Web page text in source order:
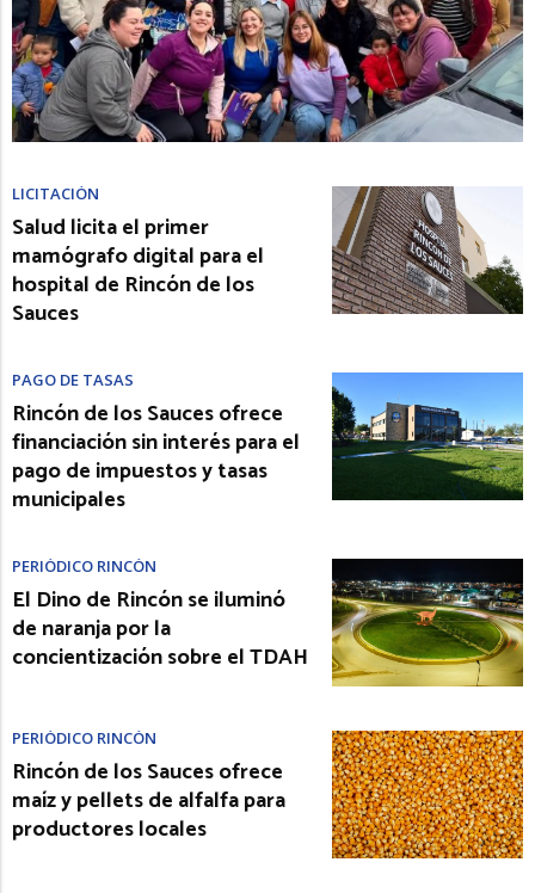
LICITACIÓN
Salud licita el primer
mamógrafo digital para el
hospital de Rincón de los
Sauces
PAGO DE TASAS
Rincón de los Sauces ofrece
financiación sin interés para el
pago de impuestos y tasas
municipales
PERIÓDICO RINCÓN
El Dino de Rincón se iluminó
de naranja por la
concientización sobre el TDAH
PERIÓDICO RINCÓN
Rincón de los Sauces ofrece
maíz y pellets de alfalfa para
productores locales